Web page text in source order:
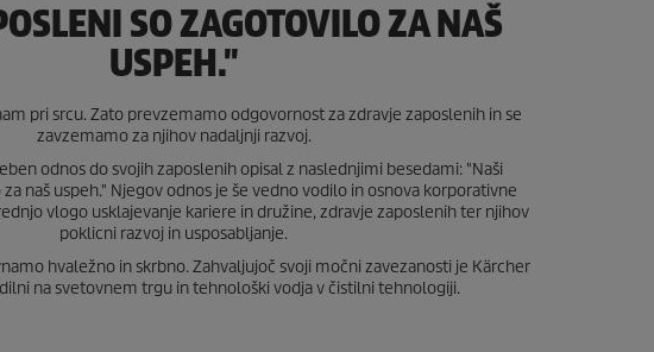
SO ZAGOTOVILO ZA NAŠ
USPEH."
pri srcu. Zato prevzemamo odgovornost za zdravje zaposlenih in se
zavzemamo za njihov nadaljnji razvoj.
odnos do svojih zaposlenih opisal z naslednjimi besedami: "Naši
naš uspeh." Njegov odnos je še vedno vodilo in osnova korporativne
vlogo usklajevanje kariere in družine, zdravje zaposlenih ter njihov
poklicni razvoj in usposabljanje.
hvaležno in skrbno. Zahvaljujoč svoji močni zavezanosti je Kärcher
na svetovnem trgu in tehnološki vodja v čistilni tehnologiji.